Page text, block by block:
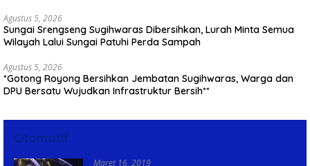
Agustus 5, 2026
Sungai Srengseng Sugihwaras Dibersihkan, Lurah Minta Semua
Wilayah Lalui Sungai Patuhi Perda Sampah
Agustus 5, 2026
*Gotong Royong Bersihkan Jembatan Sugihwaras, Warga dan
DPU Bersatu Wujudkan Infrastruktur Bersih**
Otomotif
Maret 16, 2019